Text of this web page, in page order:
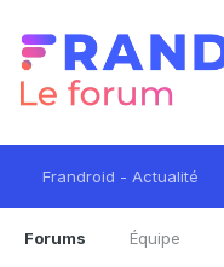
Frandroid - Actualité
Forums Équipe